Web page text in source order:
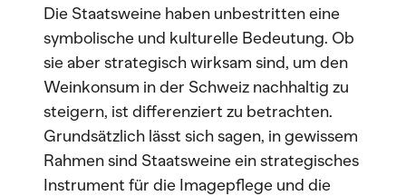
Die Staatsweine haben unbestritten eine
symbolische und kulturelle Bedeutung. Ob
sie aber strategisch wirksam sind, um den
Weinkonsum in der Schweiz nachhaltig zu
steigern, ist differenziert zu betrachten.
Grundsätzlich lässt sich sagen, in gewissem
Rahmen sind Staatsweine ein strategisches
Instrument für die Imagepflege und die